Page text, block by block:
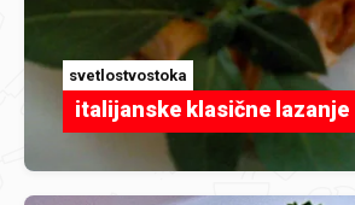
svetlostvostoka
italijanske klasične lazanje